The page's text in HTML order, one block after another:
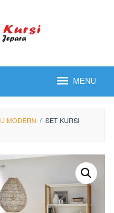
MENU
MODERN / SET KURSI